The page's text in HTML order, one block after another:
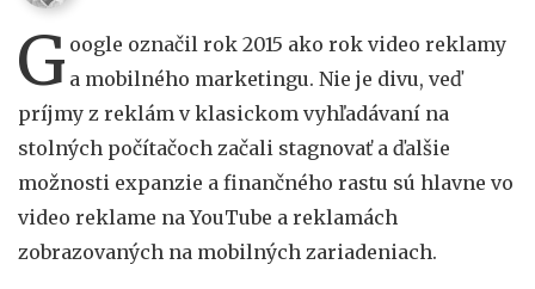
G oogle označil rok 2015 ako rok video reklamy
a mobilného marketingu. Nie je divu, veď
príjmy z reklám v klasickom vyhľadávaní na
stolných počítačoch začali stagnovať a ďalšie
možnosti expanzie a finančného rastu sú hlavne vo
video reklame na YouTube a reklamách
zobrazovaných na mobilných zariadeniach.